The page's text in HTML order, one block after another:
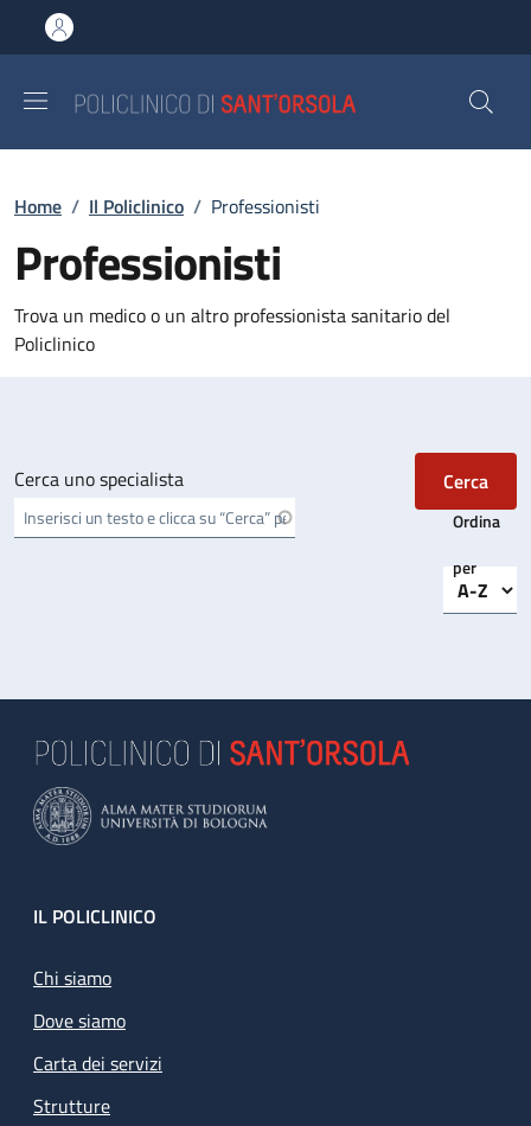
al contenuto principale
to footer content
Briciole di pane
Home / Il Policlinico / Professionisti
Professionisti
Trova un medico o un altro professionista sanitario del
Policlinico
Cerca uno specialista
Ordina
per
Footer
IL POLICLINICO
Chi siamo
Dove siamo
Carta dei servizi
Strutture